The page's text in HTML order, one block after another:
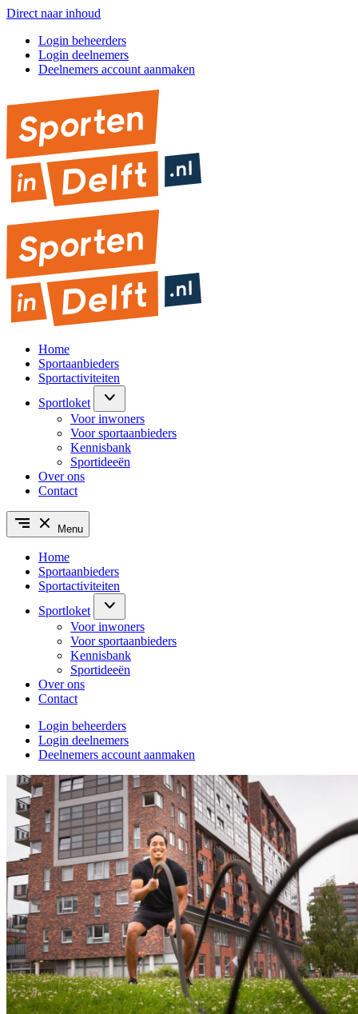
Direct naar inhoud
Login beheerders
Login deelnemers
Deelnemers account aanmaken
Home
Sportaanbieders
Sportactiviteiten
Sportloket
Voor inwoners
Voor sportaanbieders
Kennisbank
Sportideeën
Over ons
Contact
Menu
Home
Sportaanbieders
Sportactiviteiten
Sportloket
Voor inwoners
Voor sportaanbieders
Kennisbank
Sportideeën
Over ons
Contact
Login beheerders
Login deelnemers
Deelnemers account aanmaken